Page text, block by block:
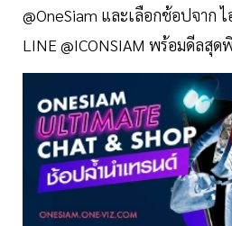
@OneSiam และเลือกช้อปจาก
LINE @ICONSIAM พร้อมดีลสุ